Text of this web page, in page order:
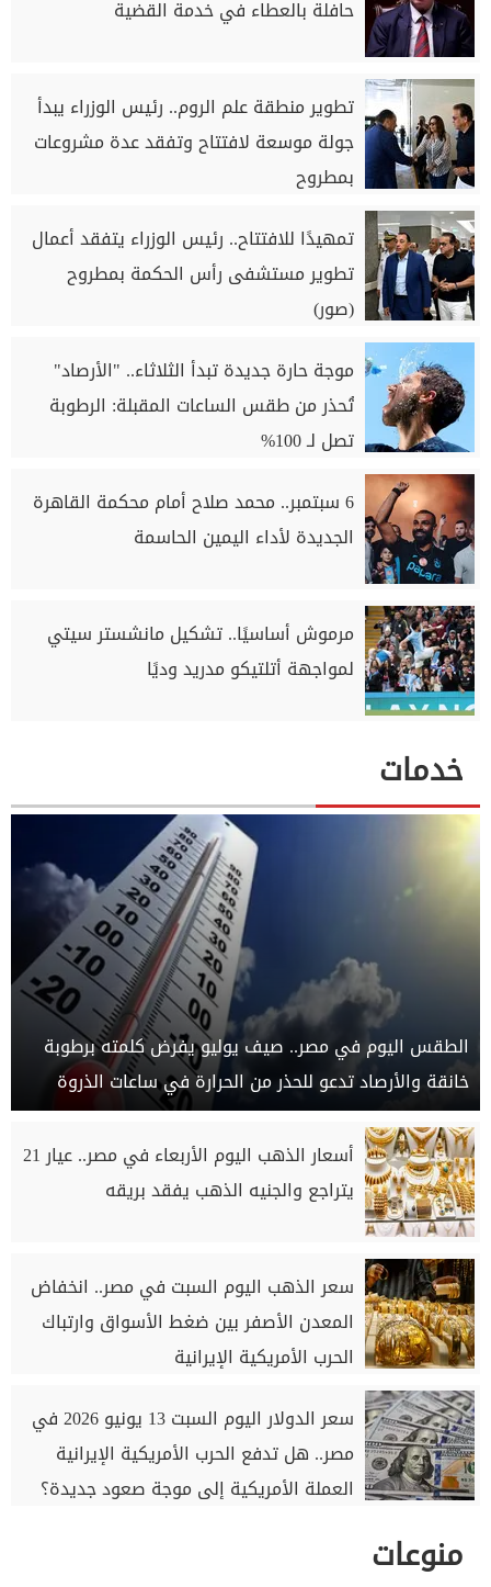
حافلة بالعطاء في خدمة القضية
تطوير منطقة علم الروم.. رئيس الوزراء يبدأ
جولة موسعة لافتتاح وتفقد عدة مشروعات
بمطروح
تمهيدًا للافتتاح.. رئيس الوزراء يتفقد أعمال
تطوير مستشفى رأس الحكمة بمطروح
(صور)
موجة حارة جديدة تبدأ الثلاثاء.. "الأرصاد"
تُحذر من طقس الساعات المقبلة: الرطوبة
تصل لـ 100%
6 سبتمبر.. محمد صلاح أمام محكمة القاهرة
الجديدة لأداء اليمين الحاسمة
مرموش أساسيًا.. تشكيل مانشستر سيتي
لمواجهة أتلتيكو مدريد وديًا
خدمات
الطقس اليوم في مصر.. صيف يوليو يفرض كلمته برطوبة
خانقة والأرصاد تدعو للحذر من الحرارة في ساعات الذروة
أسعار الذهب اليوم الأربعاء في مصر.. عيار 21
يتراجع والجنيه الذهب يفقد بريقه
سعر الذهب اليوم السبت في مصر.. انخفاض
المعدن الأصفر بين ضغط الأسواق وارتباك
الحرب الأمريكية الإيرانية
سعر الدولار اليوم السبت 13 يونيو 2026 في
مصر.. هل تدفع الحرب الأمريكية الإيرانية
العملة الأمريكية إلى موجة صعود جديدة؟
منوعات